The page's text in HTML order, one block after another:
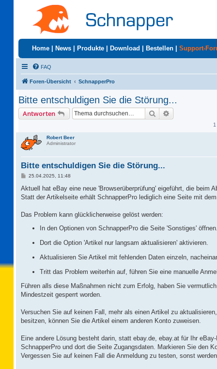
Home News Produkte Download Bestellen Support-
FAQ
Foren-Übersicht SchnapperPro
Bitte entschuldigen Sie die Störung...
Antworten Suche
Robert Beer
Administrator
Bitte entschuldigen Sie die Störung...
B
i
r
25.04.2025, 11:48
Aktuell hat eBay eine neue 'Browserüberprüfung' eigeführt, die beim
Statt der Artikelseite erhält SchnapperPro lediglich eine Seite mit
Das Problem kann glücklicherweise gelöst werden:
In den Optionen von SchnapperPro die Seite 'Sonstiges'
Dort die Option 'Artikel nur langsam aktualisieren' aktivieren.
Aktualisieren Sie Artikel mit fehlenden Daten einzeln,
Tritt das Problem weiterhin auf, führen Sie eine manuelle
Führen alls diese Maßnahmen nicht zum Erfolg, haben Sie
Mindestzeit gesperrt worden.
Versuchen Sie auf keinen Fall, mehr als einen Artikel zu
besitzen, können Sie die Artikel einem anderen Konto zuweisen.
Eine andere Lösung besteht darin, statt ebay.de, ebay.at für Ihr
SchnapperPro und dort die Seite Zugangsdaten. Markieren Sie den
Vergessen Sie auf keinen Fall die Anmeldung zu testen, sonst